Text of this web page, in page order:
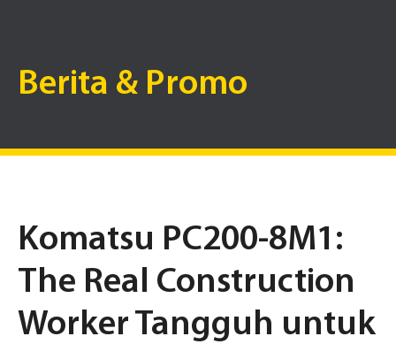
Berita & Promo
Komatsu PC200-8M1:
The Real Construction
Worker Tangguh untuk